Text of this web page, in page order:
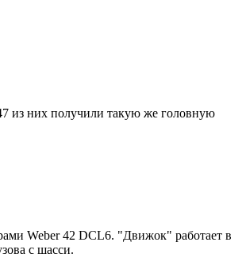
из них получили такую же головную
Weber 42 DCL6. "Движок" работает в
с шасси.